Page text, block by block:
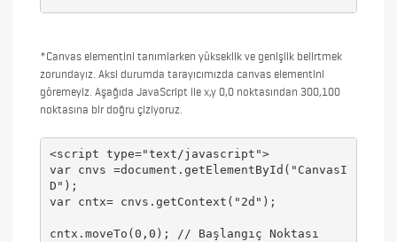
*Canvas elementini tanımlarken yükseklik ve genişlik belirtmek
zorundayız. Aksi durumda tarayıcımızda canvas elementini
göremeyiz. Aşağıda JavaScript ile x,y 0,0 noktasından 300,100
noktasına bir doğru çiziyoruz.
<script type="text/javascript">
var cnvs =document.getElementById("CanvasI
D");
var cntx= cnvs.getContext("2d");
cntx.moveTo(0,0); // Başlangıç Noktası